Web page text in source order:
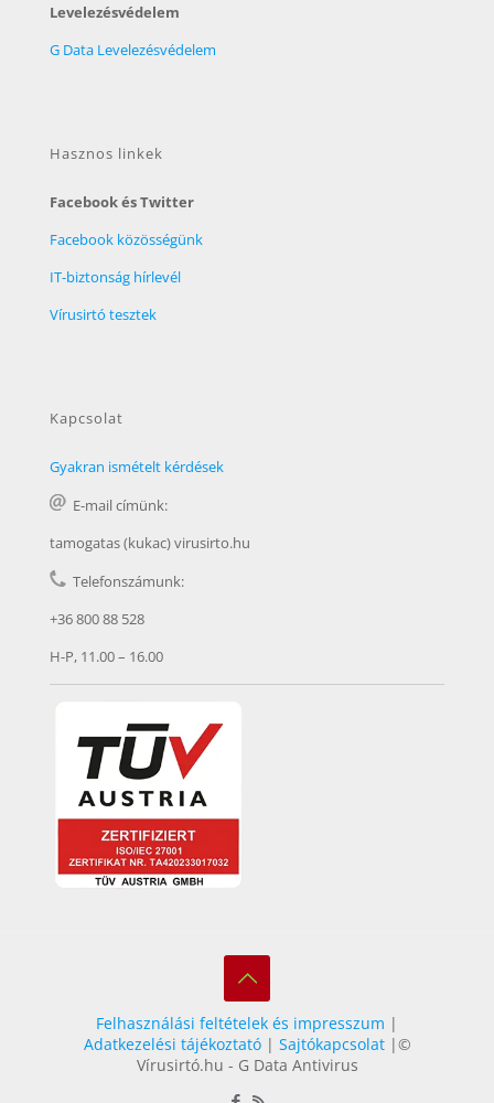
Levelezésvédelem
G Data Levelezésvédelem
Hasznos linkek
Facebook és Twitter
Facebook közösségünk
IT-biztonság hírlevél
Vírusirtó tesztek
Kapcsolat
Gyakran ismételt kérdések
E-mail címünk:
tamogatas (kukac) virusirto.hu
Telefonszámunk:
+36 800 88 528
H-P, 11.00 – 16.00
Felhasználási feltételek és impresszum |
Adatkezelési tájékoztató| Sajtókapcsolat|©
Vírusirtó.hu - G Data Antivirus